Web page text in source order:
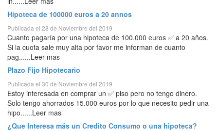
Hipoteca de 100000 euros a 20 annos
Publicada el 28 de Noviembre del 2019
Cuanto pagaría por una hipoteca de 100.000 euros ✅ a 20 años.
Si la cuota sale muy alta por favor me informan de cuanto
pag......Leer mas
Plazo Fijo Hipotecario
Publicada el 30 de Noviembre del 2019
Estoy interesada en comprar un ✅ piso pero no tengo dinero.
Solo tengo ahorrados 15.000 euros por lo que necesito pedir una
hipo......Leer mas
¿Que Interesa más un Credito Consumo o una hipoteca?